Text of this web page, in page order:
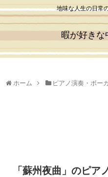
地味な人生の日常
暇が好きな
ホーム ピアノ演奏・ボー
「蘇州夜曲」のピ